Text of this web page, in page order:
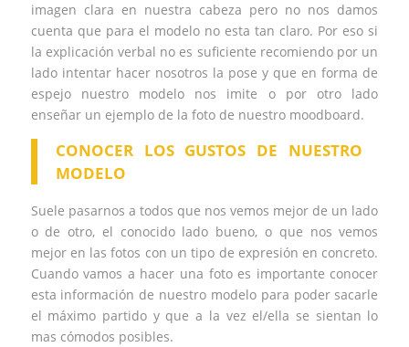
imagen clara en nuestra cabeza pero no nos damos
cuenta que para el modelo no esta tan claro. Por eso si
la explicación verbal no es suficiente recomiendo por un
lado intentar hacer nosotros la pose y que en forma de
espejo nuestro modelo nos imite o por otro lado
enseñar un ejemplo de la foto de nuestro moodboard.
CONOCER LOS GUSTOS DE NUESTRO
MODELO
Suele pasarnos a todos que nos vemos mejor de un lado
o de otro, el conocido lado bueno, o que nos vemos
mejor en las fotos con un tipo de expresión en concreto.
Cuando vamos a hacer una foto es importante conocer
esta información de nuestro modelo para poder sacarle
el máximo partido y que a la vez el/ella se sientan lo
mas cómodos posibles.